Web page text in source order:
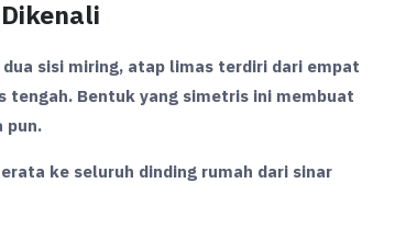
sisi miring, atap limas terdiri dari empat
Bentuk yang simetris ini membuat
pun.
ke seluruh dinding rumah dari sinar